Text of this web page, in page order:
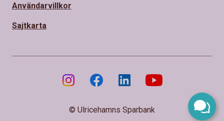
Användarvillkor
Sajtkarta
© Ulricehamns Sparbank